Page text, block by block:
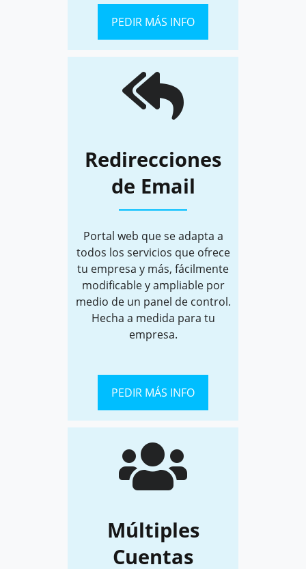
PEDIR MÁS INFO
Redirecciones
de Email
Portal web que se adapta a
todos los servicios que ofrece
tu empresa y más, fácilmente
modificable y ampliable por
medio de un panel de control.
Hecha a medida para tu
empresa.
PEDIR MÁS INFO
Múltiples
Cuentas